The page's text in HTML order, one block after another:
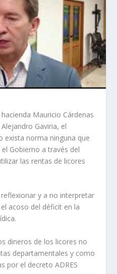
Mauricio Cárdenas
Gaviria, el
exista norma ninguna que
Gobierno a través del
las rentas de licores
y a no interpretar
acoso del déficit en la
dineros de los licores no
departamentales y como
por el decreto ADRES